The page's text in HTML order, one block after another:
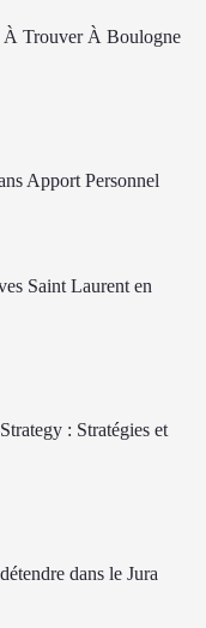
À Trouver À Boulogne
Apport Personnel
Saint Laurent en
: Stratégies et
dans le Jura